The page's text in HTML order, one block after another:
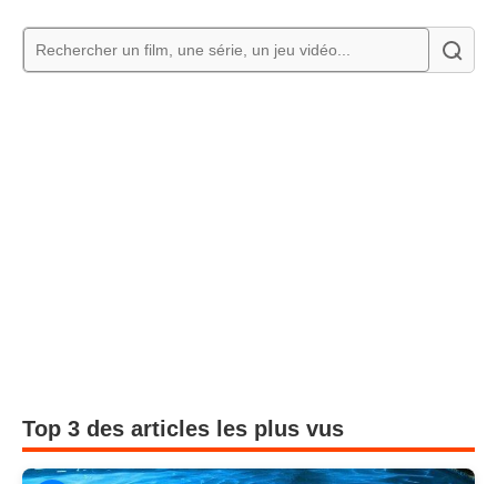
Top 3 des articles les plus vus